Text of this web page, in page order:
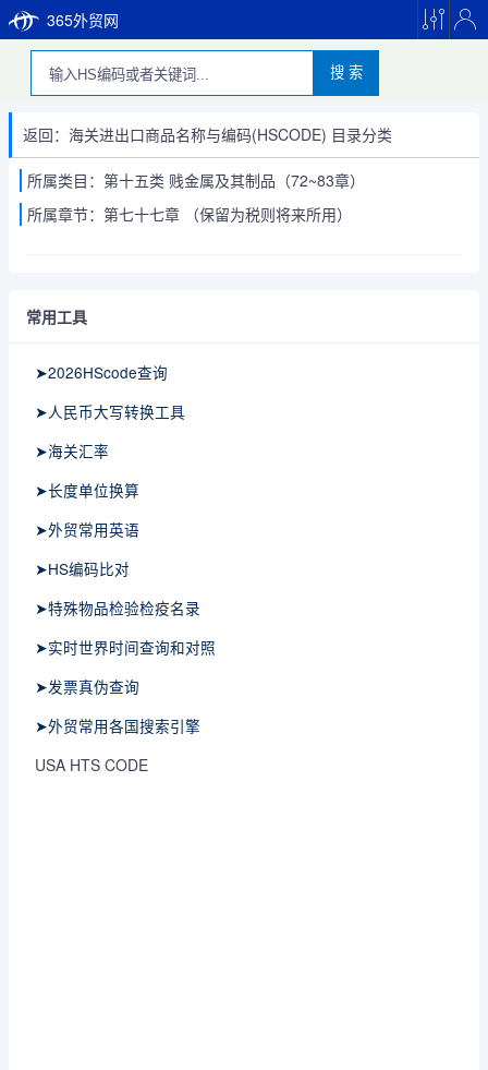
365外贸网
搜 索
返回：海关进出口商品名称与编码(HSCODE) 目录分类
所属类目：第十五类 贱金属及其制品（72~83章）
所属章节：第七十七章 （保留为税则将来所用）
常用工具
➤2026HScode查询
➤人民币大写转换工具
➤海关汇率
➤长度单位换算
➤外贸常用英语
➤HS编码比对
➤特殊物品检验检疫名录
➤实时世界时间查询和对照
➤发票真伪查询
➤外贸常用各国搜索引擎
USA HTS CODE